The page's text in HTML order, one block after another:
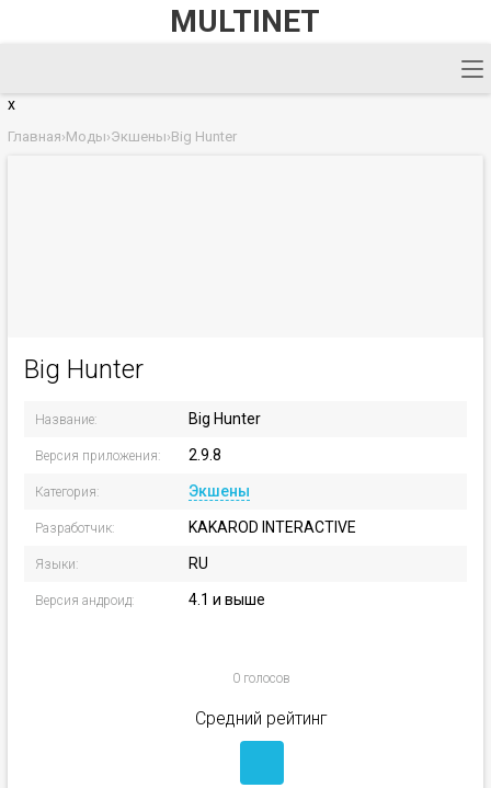
MULTINET
x
Главная›Моды›Экшены›Big Hunter
Big Hunter
Название: Big Hunter
Версия приложения: 2.9.8
Категория: Экшены
Разработчик: KAKAROD INTERACTIVE
Языки: RU
Версия андроид: 4.1 и выше
0 голосов
Средний рейтинг